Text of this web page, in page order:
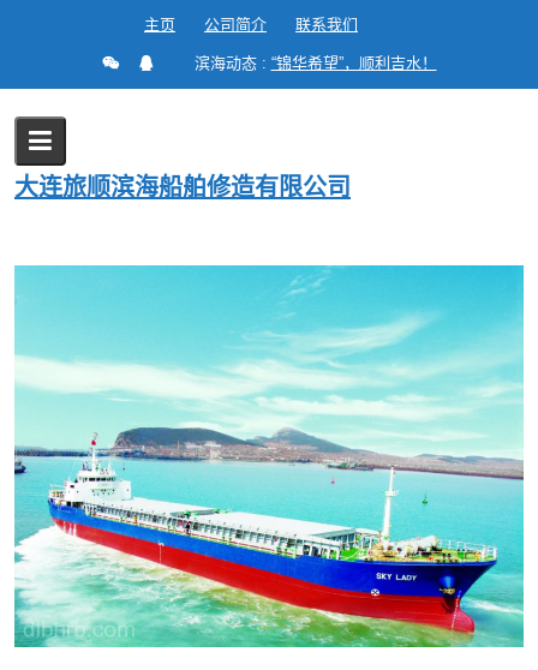
主页 公司简介 联系我们
滨海动态 : “锦华希望”，顺利吉水！
大连旅顺滨海船舶修造有限公司
船舶改造